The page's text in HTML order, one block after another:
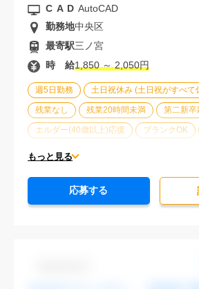
週5日勤務 土日祝休み (土日祝がすべて
残業なし 残業20時間未満 第二新卒
エルダー(40歳以上)応援 ブランクOK
大手企業
もっと見る
CAD AutoCAD
勤務地中央区
最寄駅三ノ宮
時 給1,850 ～ 2,050円
応募する